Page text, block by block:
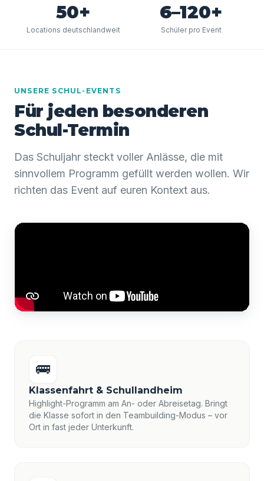
50+
Locations deutschlandweit
6–120+
Schüler pro Event
UNSERE SCHUL-EVENTS
Für jeden besonderen
Schul-Termin
Das Schuljahr steckt voller Anlässe, die mit
sinnvollem Programm gefüllt werden wollen. Wir
richten das Event auf euren Kontext aus.
🚌
Klassenfahrt & Schullandheim
Highlight-Programm am An- oder Abreisetag. Bringt
die Klasse sofort in den Teambuilding-Modus – vor
Ort in fast jeder Unterkunft.